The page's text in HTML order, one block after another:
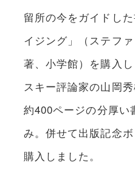
留所の今をガイドし
イジング」（ステフ
著、小学館）を購入
スキー評論家の山岡
約400ページの分厚い
み。併せて出版記念
購入しました。